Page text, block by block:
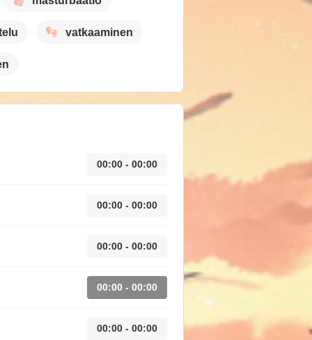
vatkaaminen
00:00 - 00:00
00:00 - 00:00
00:00 - 00:00
00:00 - 00:00
00:00 - 00:00